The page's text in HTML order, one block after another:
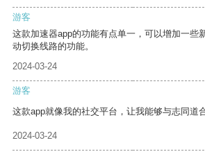
游客
这款加速器app的功能有点单一，可以增加一些
动切换线路的功能。
2024-03-24
游客
这款app就像我的社交平台，让我能够与志同道
2024-03-24